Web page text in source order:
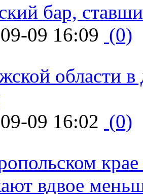
бар,
09 16:09 (0)
области в
09 16:02 (0)
вдвое